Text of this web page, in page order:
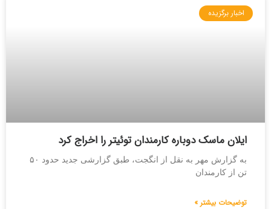
اخبار برگزیده
ایلان ماسک دوباره کارمندان توئیتر را اخراج کرد
به گزارش مهر به نقل از انگجت، طبق گزارشی جدید حدود ۵۰
تن از کارمندان
توضیحات بیشتر »